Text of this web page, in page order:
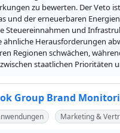
zu bewerten. Der Veto
und der erneuerbaren
Steuereinnahmen und
Herausforderungen
Regionen schwächen,
staatlichen Prioritäten
Group Brand
Marketing &